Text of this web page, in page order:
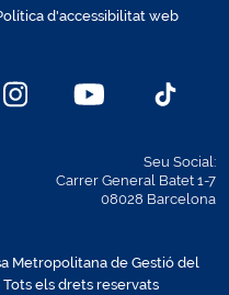
d'accessibilitat web
Seu Social:
Carrer General Batet 1-7
08028 Barcelona
Metropolitana de Gestió del
els drets reservats